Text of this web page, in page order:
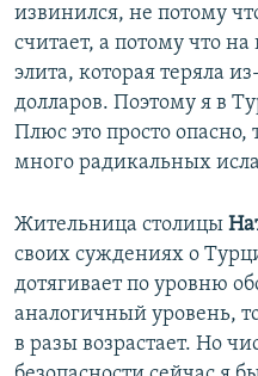
извинился, не потому
считает, а потому что
элита, которая теряла
долларов. Поэтому я в
Плюс это просто
много радикальных
Жительница столицы
своих суждениях о
дотягивает по уровню
аналогичный уровень,
в разы возрастает. Но